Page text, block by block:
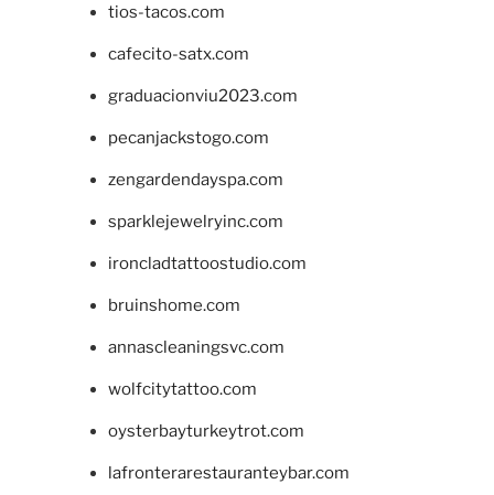
tios-tacos.com
cafecito-satx.com
graduacionviu2023.com
pecanjackstogo.com
zengardendayspa.com
sparklejewelryinc.com
ironcladtattoostudio.com
bruinshome.com
annascleaningsvc.com
wolfcitytattoo.com
oysterbayturkeytrot.com
lafronterarestauranteybar.com